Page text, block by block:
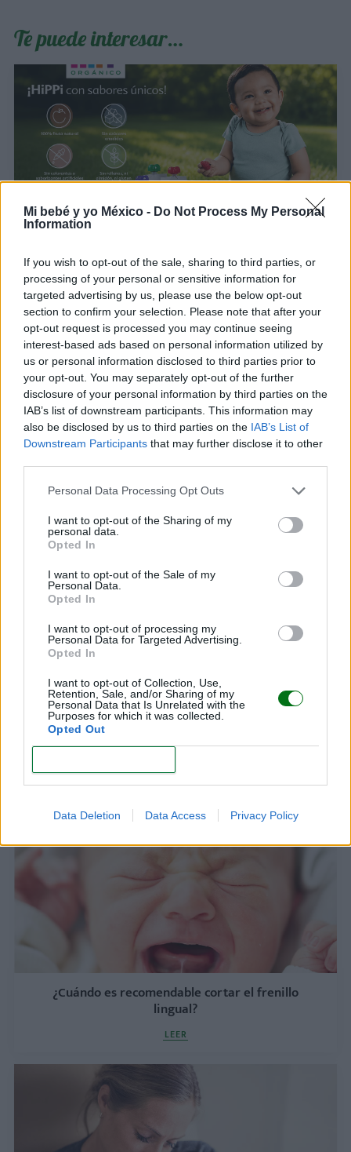
Mi bebé y yo México - Do Not Process My Personal
Information
If you wish to opt-out of the sale, sharing to third parties, or
processing of your personal or sensitive information for
targeted advertising by us, please use the below opt-out
section to confirm your selection. Please note that after your
opt-out request is processed you may continue seeing
interest-based ads based on personal information utilized by
us or personal information disclosed to third parties prior to
your opt-out. You may separately opt-out of the further
disclosure of your personal information by third parties on the
IAB’s list of downstream participants. This information may
also be disclosed by us to third parties on the IAB’s List of
Downstream Participants that may further disclose it to other
Personal Data Processing Opt Outs
I want to opt-out of the Sharing of my
personal data.
Opted In
I want to opt-out of the Sale of my
Personal Data.
Opted In
I want to opt-out of processing my
Personal Data for Targeted Advertising.
Opted In
I want to opt-out of Collection, Use,
Retention, Sale, and/or Sharing of my
Personal Data that Is Unrelated with the
Purposes for which it was collected.
Opted Out
Data Deletion Data Access Privacy Policy
Te puede interesar…
reconocida con el sello Top Quality Brands
LEER
Atragantamiento en bebés: qué hacer y cómo
Ventanas de sueño: Ayudar a tu bebé a dormir
LEER
¿Cuándo es recomendable cortar el frenillo
lingual?
LEER